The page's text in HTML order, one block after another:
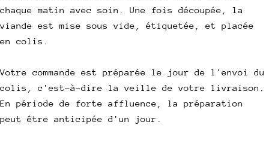
chaque matin avec soin. Une fois découpée, la
viande est mise sous vide, étiquetée, et placée
en colis.
Votre commande est préparée le jour de l'envoi du
colis, c'est-à-dire la veille de votre livraison.
En période de forte affluence, la préparation
peut être anticipée d'un jour.